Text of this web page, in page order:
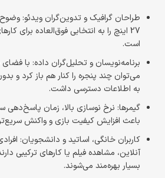
طراحان گرافیک و تدوین‌گران ویدئو: وضوح
27 اینچ را به انتخابی فوق‌العاده برای
است.
برنامه‌نویسان و تحلیل‌گران داده: با
می‌توان چند پنجره را کنار هم باز کرد و
به اطلاعات دسترسی داشت.
گیمرها: نرخ نوسازی بالا، زمان
باعث افزایش کیفیت بازی و واکنش
کاربران خانگی، اساتید و دانشجویان:
آنلاین، مشاهده فیلم یا کارهای ترکیبی
بسیار بهره‌مند می‌شوند.